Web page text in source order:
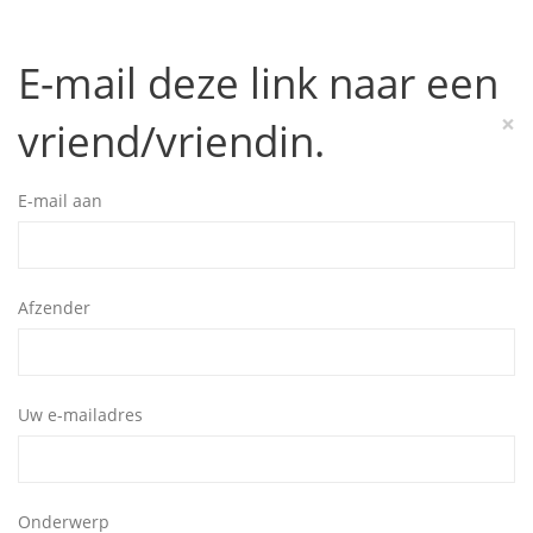
E-mail deze link naar een
vriend/vriendin.
×
E-mail aan
Afzender
Uw e-mailadres
Onderwerp